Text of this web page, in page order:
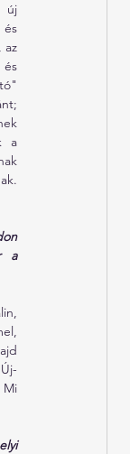
új
és
az
és
a
a
Mi